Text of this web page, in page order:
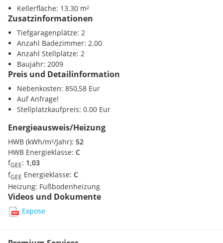
Es besteht die Option, das gesamte Inventar zu übernehmen,
was einen reibungslosen Einzug in die luxuriöse Wohnung
erleichtert.
Kellerfläche: 13.30 m²
Zusatzinformationen
Tiefgaragenplätze: 2
Anzahl Badezimmer: 2.00
Anzahl Stellplätze: 2
Baujahr: 2009
Preis und Detailinformation
Nebenkosten: 850,58 Eur
Auf Anfrage!
Stellplatzkaufpreis: 0.00 Eur
Energieausweis/Heizung
HWB (kWh/m²/Jahr): 52
HWB Energieklasse: C
fGEE: 1,03
fGEE Energieklasse: C
Heizung: Fußbodenheizung
Videos und Dokumente
Expose